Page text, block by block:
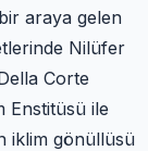
araya gelen
Nilüfer
Corte
Enstitüsü ile
iklim gönüllüsü